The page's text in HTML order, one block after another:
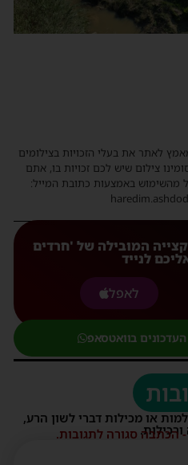
לאתר את בעלי הזכויות בצילומים
צילום שיש לכם זכויות בו, אתם
מהשימוש באמצעות כתובת המייל:
המובילה של 'חרדים
לנייד
לאפל
בוואטסאפ
או מכילות דברי לשון הרע,
- הכתבה סגורה לתגובות.